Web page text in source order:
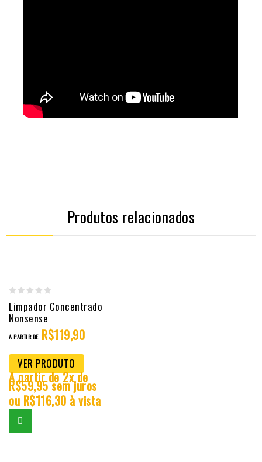
Produtos relacionados
out
Limpador Concentrado
Nonsense
A PARTIR DE R$119,90
VER PRODUTO
A partir de 2x de
R$59,95 sem juros
ou R$116,30 à vista